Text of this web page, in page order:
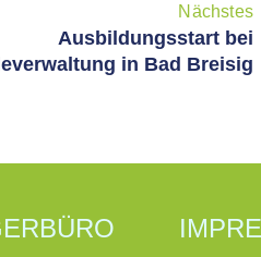
Nächstes
Ausbildungsstart bei
in Bad Breisig